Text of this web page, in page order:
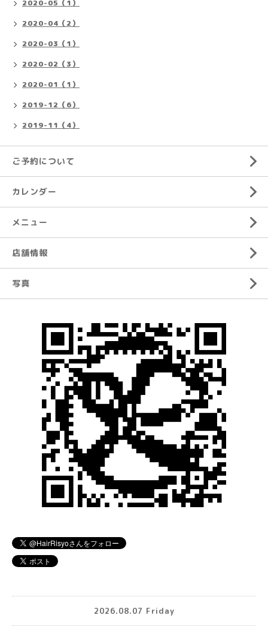
2020-05（1）
2020-04（2）
2020-03（1）
2020-02（3）
2020-01（1）
2019-12（6）
2019-11（4）
ご予約について
カレンダー
メニュー
店舗情報
写真
2026.08.07 Friday